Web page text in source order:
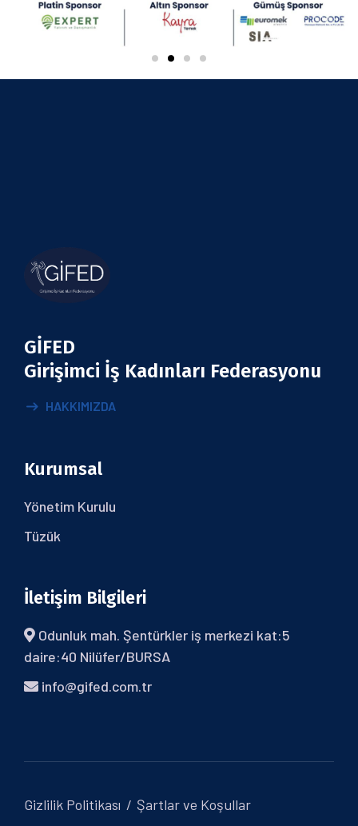
GİFED
Girişimci İş Kadınları Federasyonu
HAKKIMIZDA
Kurumsal
Yönetim Kurulu
Tüzük
İletişim Bilgileri
Odunluk mah. Şentürkler iş merkezi kat:5
daire:40 Nilüfer/BURSA
info@gifed.com.tr
Gizlilik Politikası Şartlar ve Koşullar